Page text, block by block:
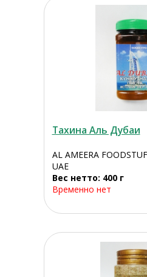
Тахина Аль Дубаи
AL AMEERA
UAE
Вес нетто: 400 г
Временно нет